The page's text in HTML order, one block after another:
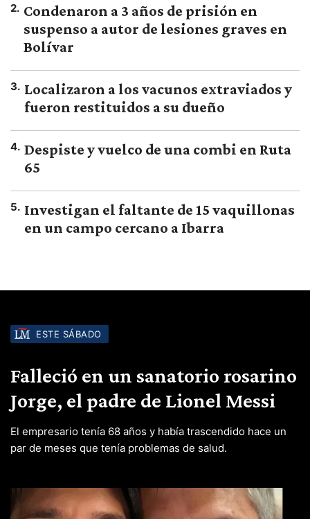
2. Condenaron a 3 años de prisión en
suspenso a autor de lesiones graves en
Bolívar
3. Localizaron a los vacunos extraviados y
fueron restituidos a su dueño
4. Despiste y vuelco de una combi en Ruta
65
5. Investigan el faltante de 15 vaquillonas
en un campo cercano a Ibarra
ESTE SÁBADO
Falleció en un sanatorio rosarino
Jorge, el padre de Lionel Messi
El empresario tenía 68 años y había trascendido hace un
par de meses que tenía problemas de salud.